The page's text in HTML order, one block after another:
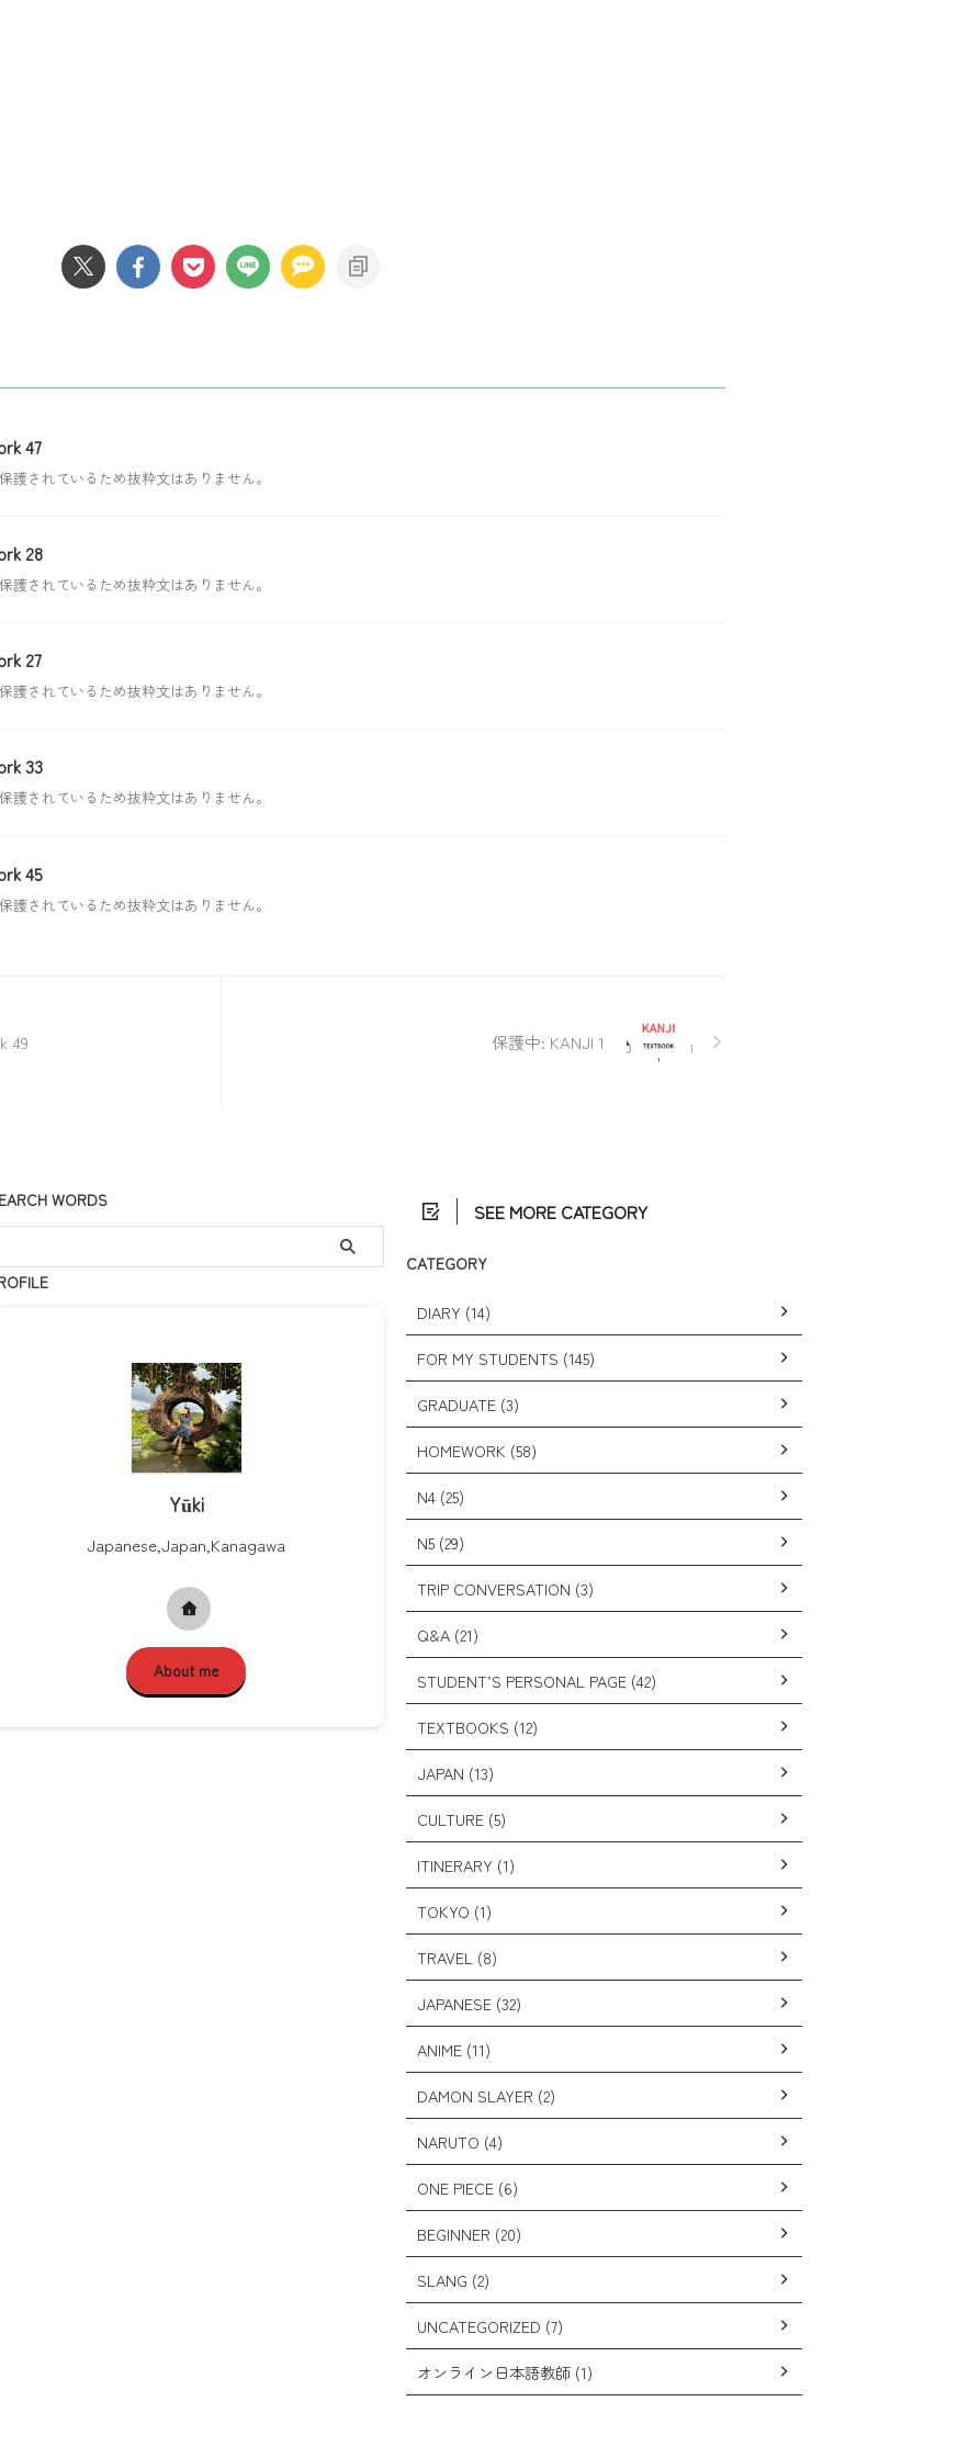
47
護されているため抜粋文はありません。
28
護されているため抜粋文はありません。
27
護されているため抜粋文はありません。
33
護されているため抜粋文はありません。
45
護されているため抜粋文はありません。
49 保護中: KANJI 1
WORDS
Yūki
Japanese,Japan,Kanagawa
About me
SEE MORE CATEGORY
CATEGORY
DIARY (14)
FOR MY STUDENTS (145)
GRADUATE (3)
HOMEWORK (58)
N4 (25)
N5 (29)
TRIP CONVERSATION (3)
Q&A (21)
STUDENT’S PERSONAL PAGE (42)
TEXTBOOKS (12)
JAPAN (13)
CULTURE (5)
ITINERARY (1)
TOKYO (1)
TRAVEL (8)
JAPANESE (32)
ANIME (11)
DAMON SLAYER (2)
NARUTO (4)
ONE PIECE (6)
BEGINNER (20)
SLANG (2)
UNCATEGORIZED (7)
オンライン日本語教師 (1)